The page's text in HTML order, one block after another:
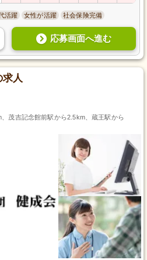
活躍 女性が活躍 社会保険完備
応募画面へ進む
求人
茂吉記念館前駅から2.5km、蔵王駅から